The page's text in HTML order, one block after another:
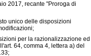
2017, recante "Proroga di
unico delle disposizioni
per la razionalizzazione ed
64, comma 4, lettera a) del